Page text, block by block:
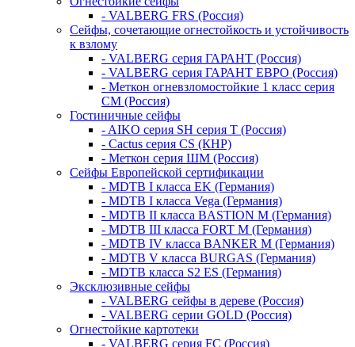
- VALBERG FRS (Россия)
Сейфы, сочетающие огнестойкость и устойчивость
к взлому
- VALBERG серия ГАРАНТ (Россия)
- VALBERG серия ГАРАНТ ЕВРО (Россия)
- Меткон огневзломостойкие 1 класс серия
СМ (Россия)
Гостиничные сейфы
- AIKO серия SH серия Т (Россия)
- Cactus серия CS (КНР)
- Меткон серия ШМ (Россия)
Сейфы Европейской сертификации
- MDTB I класса EK (Германия)
- MDTB I класса Vega (Германия)
- MDTB II класса BASTION M (Германия)
- MDTB III класса FORT M (Германия)
- MDTB IV класса BANKER M (Германия)
- MDTB V класса BURGAS (Германия)
- MDTB класса S2 ES (Германия)
Эксклюзивные сейфы
- VALBERG сейфы в дереве (Россия)
- VALBERG серии GOLD (Россия)
Огнестойкие картотеки
- VALBERG серия FC (Россия)